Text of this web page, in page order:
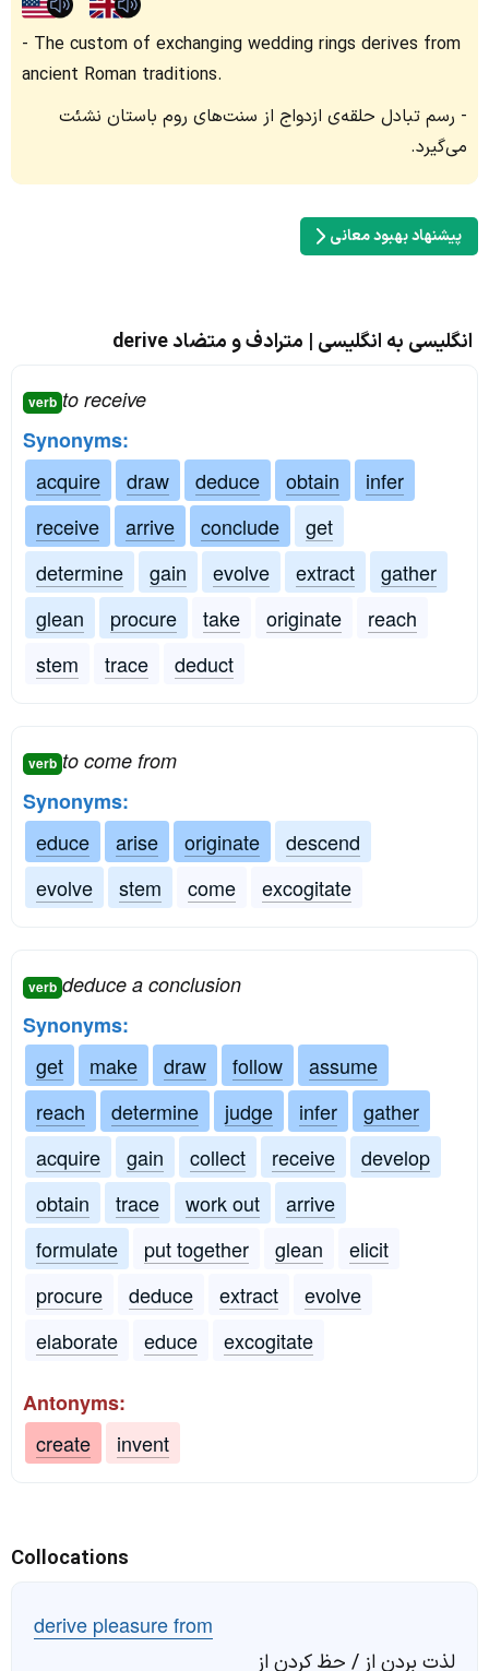
The custom of exchanging wedding rings derives from
ancient Roman traditions.
رسم تبادل حلقه‌ی ازدواج از سنت‌های روم باستان نشئت
می‌گیرد.
پیشنهاد بهبود معانی
انگلیسی به انگلیسی | مترادف و متضاد derive
verb to receive
Synonyms:
acquire
draw deduce obtain
infer
receive
arrive conclude
get
determine
gain evolve extract
gather
glean
procure take originate
reach
stem
trace deduct
verb to come from
Synonyms:
educe
arise originate
descend
evolve
stem come excogitate
verb deduce a conclusion
Synonyms:
get
make draw follow
assume
reach
determine judge infer
gather
acquire
gain collect receive
develop
obtain
trace work out
arrive
formulate
put together glean
elicit
procure
deduce extract
evolve
elaborate
educe excogitate
Antonyms:
create
invent
Collocations
derive pleasure from
لذت بردن از / حظ کردن از